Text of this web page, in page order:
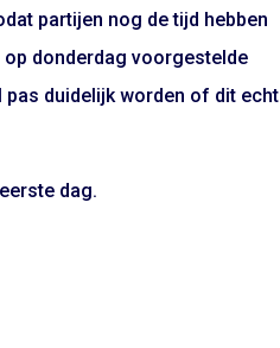
partijen nog de tijd hebben
donderdag voorgestelde
pas duidelijk worden of dit echt
dag.